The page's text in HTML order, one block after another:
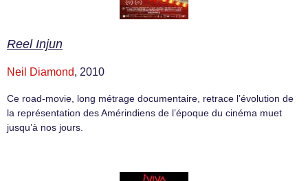
Reel Injun
Neil Diamond, 2010
Ce road-movie, long métrage documentaire, retrace l’évolution de
la représentation des Amérindiens de l’époque du cinéma muet
jusqu’à nos jours.